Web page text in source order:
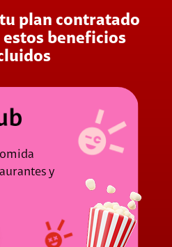
plan contratado
estos beneficios
y